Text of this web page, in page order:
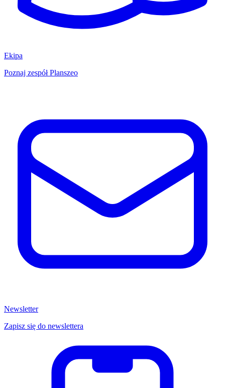
Ekipa
Poznaj zespół Planszeo
Newsletter
Zapisz się do newslettera